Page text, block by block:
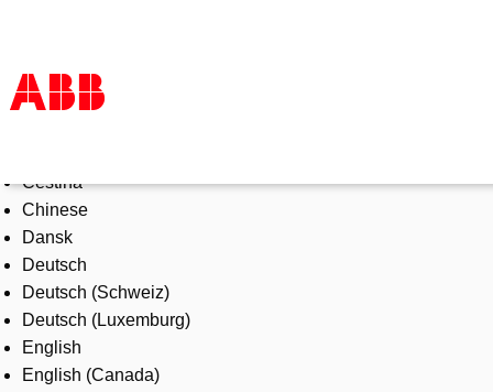
Products & Solutions
Industries
Services
About us
Where to buy
Contact us
Careers
Čeština
Chinese
Dansk
Deutsch
Deutsch (Schweiz)
Deutsch (Luxemburg)
English
English (Canada)